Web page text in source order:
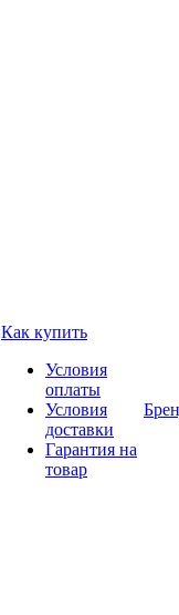
Как купить
Условия
оплаты
Условия
доставки
Гарантия на
товар